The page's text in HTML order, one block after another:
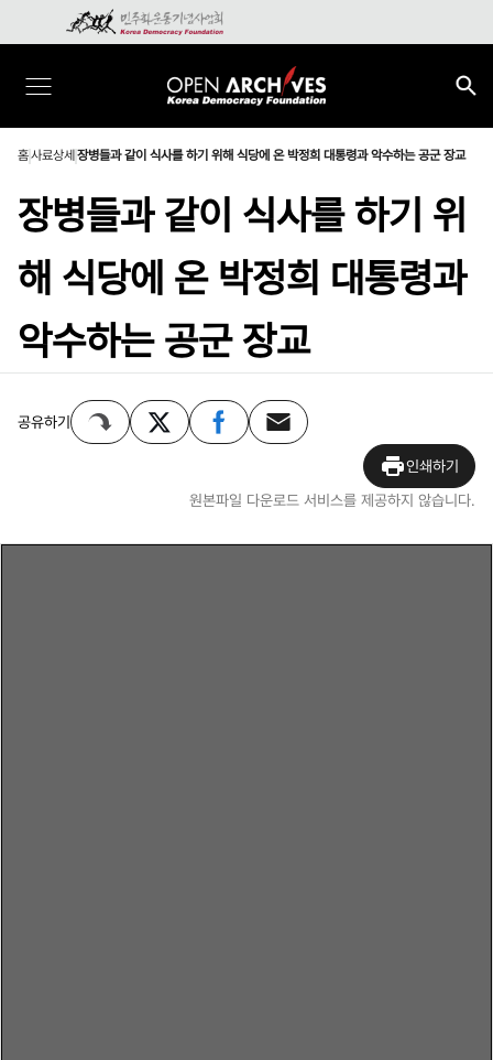
홈사료상세 장병들과 같이 식사를 하기 위해 식당에 온 박정희 대통령과 악수하는 공군 장교
장병들과 같이 식사를 하기 위
해 식당에 온 박정희 대통령과
악수하는 공군 장교
공유하기
인쇄하기
원본파일 다운로드 서비스를 제공하지 않습니다.